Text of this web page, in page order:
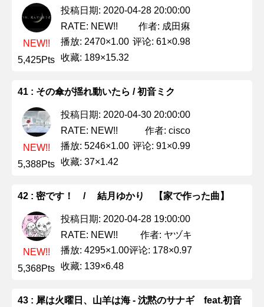
NEW!!
5,425Pts
投稿日期: 2020-04-28 20:00:00
RATE: NEW!!
作者: 成田痳
播放: 2470×1.00 评论: 61×0.98
收藏: 189×15.32
41 : その傘が揺れ動いたら / 初音ミク
NEW!!
5,388Pts
投稿日期: 2020-04-30 20:00:00
RATE: NEW!!
作者: cisco
播放: 5246×1.00 评论: 91×0.99
收藏: 37×1.42
42 : 密です！ / 結月ゆかり 【家で作った曲】
NEW!!
5,368Pts
投稿日期: 2020-04-28 19:00:00
RATE: NEW!!
作者: ヤヅキ
播放: 4295×1.00评论: 178×0.97
收藏: 139×6.48
43 : 犀は火曜日、山羊は海 - 沈黙のサナギ feat.初音